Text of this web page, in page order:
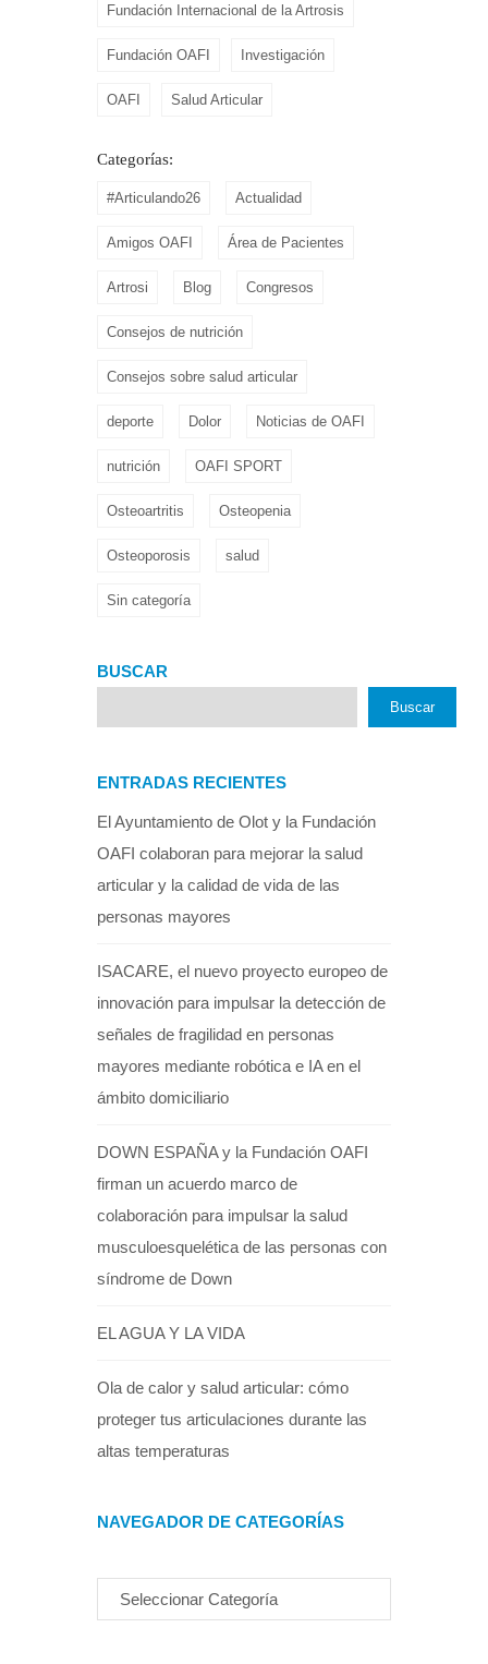
Fundación Internacional de la Artrosis
Fundación OAFI Investigación
OAFI Salud Articular
Categorías:
#Articulando26 Actualidad
Amigos OAFI Área de Pacientes
Artrosi Blog Congresos
Consejos de nutrición
Consejos sobre salud articular
deporte Dolor Noticias de OAFI
nutrición OAFI SPORT
Osteoartritis Osteopenia
Osteoporosis salud
Sin categoría
BUSCAR
Buscar
ENTRADAS RECIENTES
El Ayuntamiento de Olot y la Fundación
OAFI colaboran para mejorar la salud
articular y la calidad de vida de las
personas mayores
ISACARE, el nuevo proyecto europeo de
innovación para impulsar la detección de
señales de fragilidad en personas
mayores mediante robótica e IA en el
ámbito domiciliario
DOWN ESPAÑA y la Fundación OAFI
firman un acuerdo marco de
colaboración para impulsar la salud
musculoesquelética de las personas con
síndrome de Down
EL AGUA Y LA VIDA
Ola de calor y salud articular: cómo
proteger tus articulaciones durante las
altas temperaturas
NAVEGADOR DE CATEGORÍAS